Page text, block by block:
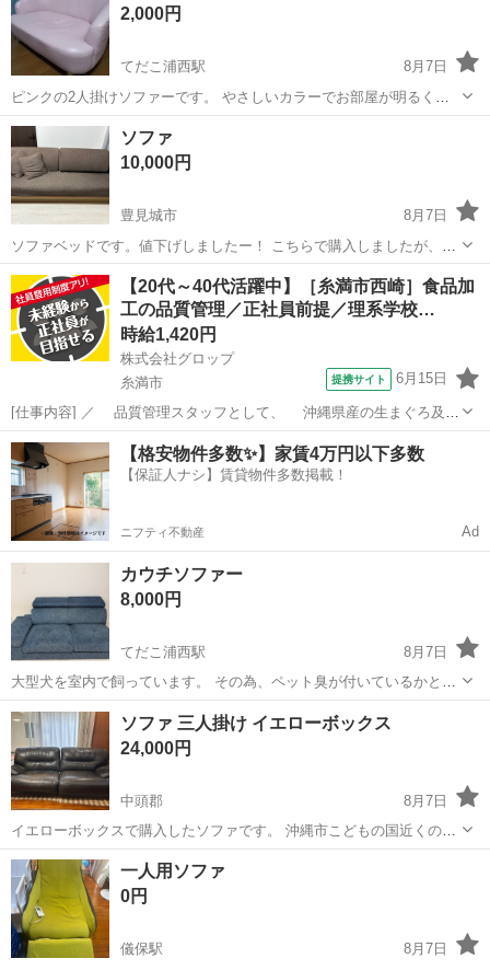
2,000円
てだこ浦西駅
8月7日
ピンクの2人掛けソファーです。 やさしいカラーでお部屋が明るくな
り、置くだけで空間のアクセントになる可愛いデザインです。コンパ
クトサイズなので、一人暮らしのお部屋やワンルームにもおすすめで
す。 ゆったり座れるサイズ感で、リラ...
沖縄 沖縄市
ソファ
10,000円
豊見城市
8月7日
ソファベッドです。値下げしましたー！ こちらで購入しましたが、我
が家には大きすぎました😅 横幅最大2メールあります。 引き出してベ
ッドにもなります。 すごく、使いやすいです！ カバー洗えます。 カ
バーの毛玉？糸もつれあり...
沖縄 豊見城市 ソファ
【20代～40代活躍中】［糸満市西崎］食品加
工の品質管理／正社員前提／理系学校…
時給1,420円
株式会社グロップ
糸満市
提携サイト 6月15日
[仕事内容] ／ 品質管理スタッフとして、 沖縄県産の生まぐろ及び
介護食を全国に広めよう！ ＼ 品質管理の経験が活かせる！新規事業の
介護食の中核メンバーを募集！ 理数系の学校卒なら未経験でもOK！
サポート体制が整って...
沖縄 糸満市 工場
【格安物件多数✨】家賃4万円以下多数
【保証人ナシ】賃貸物件多数掲載！
ニフティ不動産 Ad
カウチソファー
8,000円
てだこ浦西駅
8月7日
大型犬を室内で飼っています。 その為、ペット臭が付いているかと思
います。 新品の足も付けます。 引き渡しまでに、消毒、次亜塩素酸水
でのリンサークリーナーでの清掃を行い、引き渡しします。 2025年10
月にOKで198,00...
沖縄 うるま市 てだこ浦西駅
ソファ 三人掛け イエローボックス
24,000円
中頭郡
8月7日
イエローボックスで購入したソファです。 沖縄市こどもの国近くの自
宅までに取りに来てくる方。 1,200✖️1100✖️1000h 足だすと1,500 ２個
並べたら幅は2,400です。 基本的に受け渡しは土日にお願いします。
沖縄 中頭郡 ソファ
一人用ソファ
0円
儀保駅
8月7日